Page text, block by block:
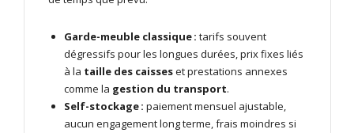
Garde-meuble classique : tarifs souvent
dégressifs pour les longues durées, prix fixes liés
à la taille des caisseset prestations annexes
comme la gestion du transport.
Self-stockage : paiement mensuel ajustable,
aucun engagement long terme, frais moindres si